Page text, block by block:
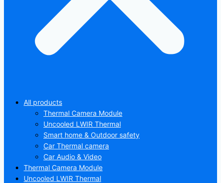
All products
Thermal Camera Module
Uncooled LWIR Thermal
Smart home & Outdoor safety
Car Thermal camera
Car Audio & Video
Thermal Camera Module
Uncooled LWIR Thermal